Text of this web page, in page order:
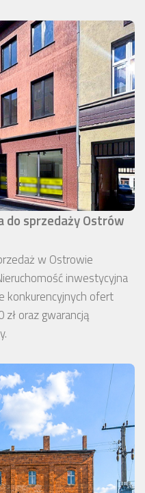
do sprzedaży Ostrów
w Ostrowie
inwestycyjna
konkurencyjnych ofert
oraz gwarancją